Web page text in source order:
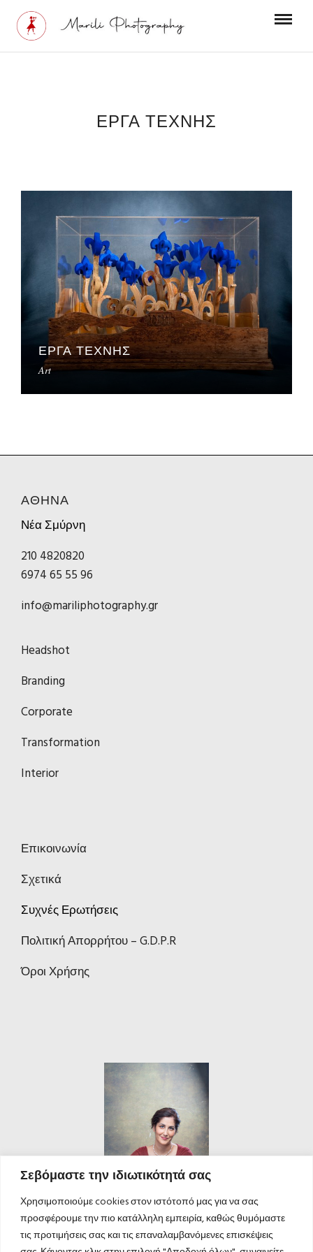
Σεβόμαστε την ιδιωτικότητά σας
Χρησιμοποιούμε cookies στον ιστότοπό μας για να σας
προσφέρουμε την πιο κατάλληλη εμπειρία, καθώς θυμόμαστε
τις προτιμήσεις σας και τις επαναλαμβανόμενες επισκέψεις
ΕΡΓΑ ΤΕΧΝΗΣ
ΕΡΓΑ ΤΕΧΝΗΣ
Art
ΑΘΗΝΑ
Νέα Σμύρνη
210 4820820
6974 65 55 96
info@mariliphotography.gr
Headshot
Branding
Corporate
Transformation
Interior
Επικοινωνία
Σχετικά
Συχνές Ερωτήσεις
Πολιτική Απορρήτου – G.D.P.R
Όροι Χρήσης